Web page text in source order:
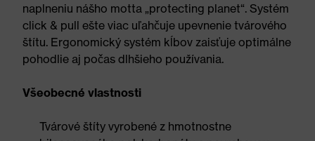
naplneniu nášho motta „protecting planet“. Systém
click & pull ešte viac uľahčuje upevnenie tvárového
štítu. Ergonomický systém kĺbov zaisťuje optimálne
pohodlie aj počas dlhšieho používania.
Všeobecné vlastnosti
Tvárové štíty vyrobené z hmotnostne